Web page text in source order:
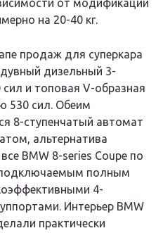
от модификации
на 20-40 кг.
продаж для суперкара
дизельный 3-
и топовая V-образная
530 сил. Обеим
8-ступенчатый автомат
альтернатива
BMW 8-series Coupe по
полным
4-
Интерьер BMW
практически